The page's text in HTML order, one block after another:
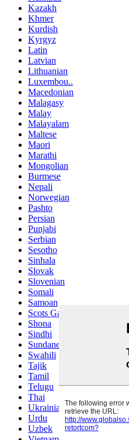
Kazakh
Khmer
Kurdish
Kyrgyz
Latin
Latvian
Lithuanian
Luxembou..
Macedonian
Malagasy
Malay
Malayalam
Maltese
Maori
Marathi
Mongolian
Burmese
Nepali
Norwegian
Pashto
Persian
Punjabi
Serbian
Sesotho
Sinhala
Slovak
Slovenian
Somali
Samoan
Scots Gaelic
Shona
Sindhi
Sundanese
Swahili
Tajik
Tamil
Telugu
Thai
Ukrainian
Urdu
Uzbek